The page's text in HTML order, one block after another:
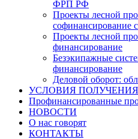
ФРП РФ
Проекты лесной
Проекты лесной
финансирование
Безэкипажные
финансирование
Деловой оборот:
УСЛОВИЯ ПОЛУЧЕНИЯ
Профинансированные
НОВОСТИ
О нас говорят
КОНТАКТЫ